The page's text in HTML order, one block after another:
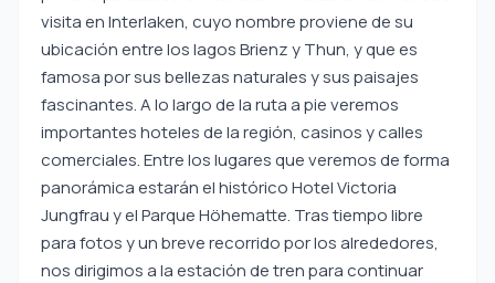
visita en Interlaken, cuyo nombre proviene de su
ubicación entre los lagos Brienz y Thun, y que es
famosa por sus bellezas naturales y sus paisajes
fascinantes. A lo largo de la ruta a pie veremos
importantes hoteles de la región, casinos y calles
comerciales. Entre los lugares que veremos de forma
panorámica estarán el histórico Hotel Victoria
Jungfrau y el Parque Höhematte. Tras tiempo libre
para fotos y un breve recorrido por los alrededores,
nos dirigimos a la estación de tren para continuar